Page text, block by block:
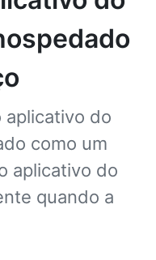
aplicativo do
como um
aplicativo do
quando a